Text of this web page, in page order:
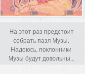
На этот раз предстоит
собрать пазл Музы.
Надеюсь, поклонники
Музы будут довольны...
Милый Бургер
Играть
Тетрис